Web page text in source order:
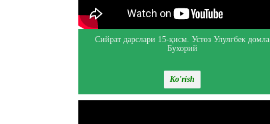
Сийрат дарслари 15-қисм. Устоз Улулғбек домла
Бухорий
Ko'rish